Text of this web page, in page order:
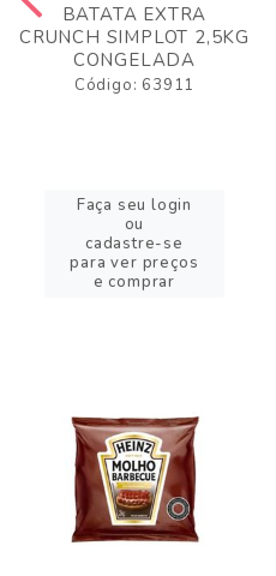
BATATA EXTRA
CRUNCH SIMPLOT 2,5KG
CONGELADA
Código: 63911
Faça seu login
ou
cadastre-se
para ver preços
e comprar